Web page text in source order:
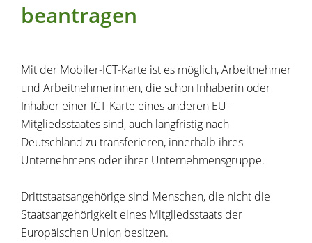
beantragen
Mit der Mobiler-ICT-Karte ist es möglich, Arbeitnehmer
und Arbeitnehmerinnen, die schon Inhaberin oder
Inhaber einer ICT-Karte eines anderen EU-
Mitgliedsstaates sind, auch langfristig nach
Deutschland zu transferieren, innerhalb ihres
Unternehmens oder ihrer Unternehmensgruppe.
Drittstaatsangehörige sind Menschen, die nicht die
Staatsangehörigkeit eines Mitgliedsstaats der
Europäischen Union besitzen.